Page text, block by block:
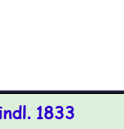
1833